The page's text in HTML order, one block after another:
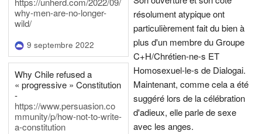
why-men-are-no-longer-
wild/
9 septembre 2022
Why Chile refused a
« progressive » Constitution
-
https://www.persuasion.co
mmunity/p/how-not-to-write-
a-constitution
résolument atypique ont
particulièrement fait du bien à
plus d'un membre du Groupe
C+H/Chrétien-ne-s ET
Homosexuel-le-s de Dialogai.
Maintenant, comme cela a été
suggéré lors de la célébration
d'adieux, elle parle de sexe
avec les anges.